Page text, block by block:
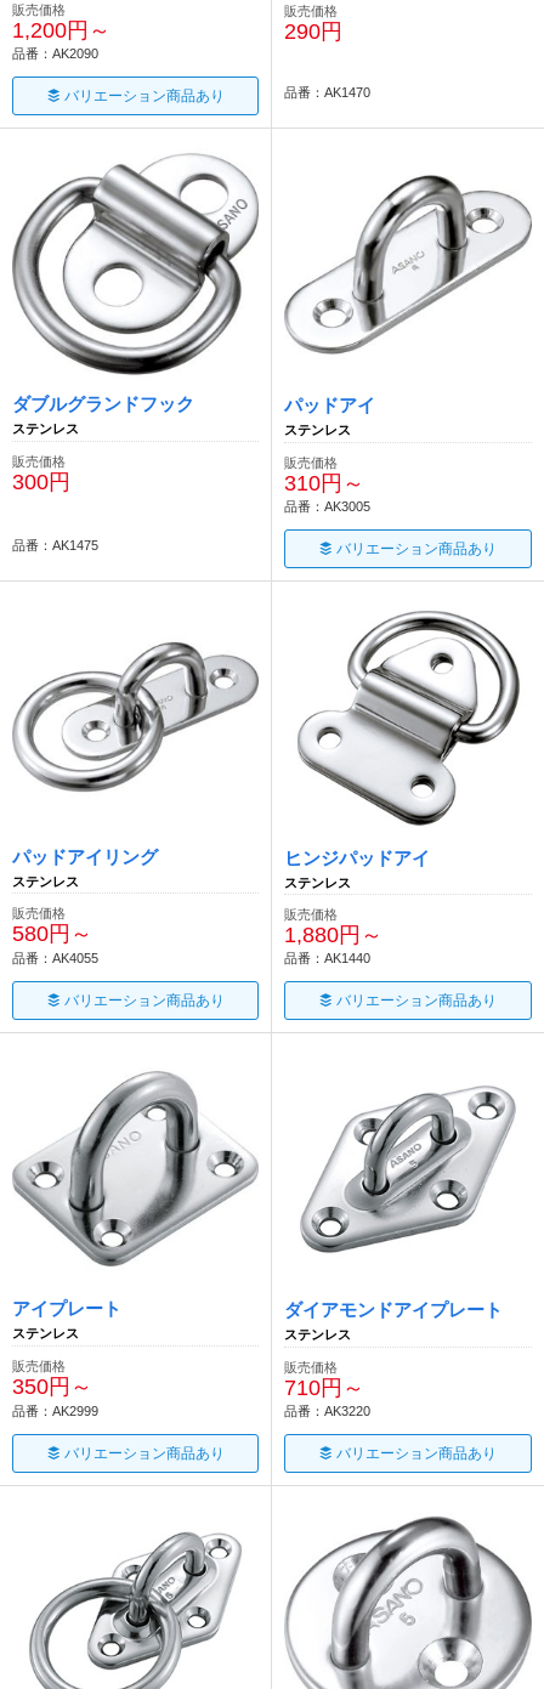
販売価格
1,200円～
品番：AK2090
バリエーション商品あり
販売価格
290円
品番：AK1470
ダブルグランドフック
ステンレス
販売価格
300円
品番：AK1475
パッドアイ
ステンレス
販売価格
310円～
品番：AK3005
バリエーション商品あり
パッドアイリング
ステンレス
販売価格
580円～
品番：AK4055
バリエーション商品あり
ヒンジパッドアイ
ステンレス
販売価格
1,880円～
品番：AK1440
バリエーション商品あり
アイプレート
ステンレス
販売価格
350円～
品番：AK2999
バリエーション商品あり
ダイアモンドアイプレート
ステンレス
販売価格
710円～
品番：AK3220
バリエーション商品あり